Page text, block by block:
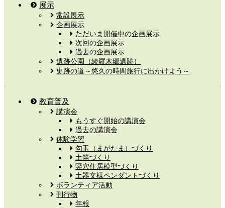
展示
常設展示
企画展示
ただいま開催中の企画展示
次回の企画展示
過去の企画展示
遺跡公園（綾羅木郷遺跡）
史跡の道～悠久の時間旅行に出かけよう～
教育普及
講演会
もうすぐ開始の講演会
過去の講演会
体験学習
勾玉（まがたま）づくり
土笛づくり
竪穴住居模型づくり
土器文様ペンダントづくり
ボランティア活動
刊行物
年報